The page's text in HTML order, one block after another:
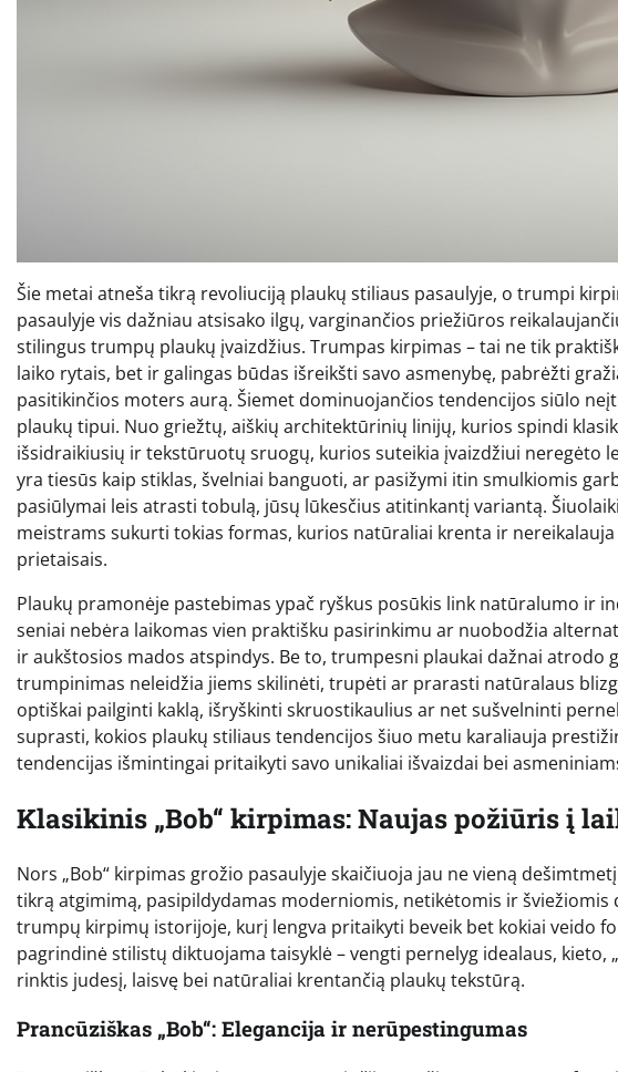
Šie metai atneša tikrą revoliuciją plaukų stiliaus pasaulyje, o trumpi
pasaulyje vis dažniau atsisako ilgų, varginančios priežiūros
stilingus trumpų plaukų įvaizdžius. Trumpas kirpimas – tai ne tik
laiko rytais, bet ir galingas būdas išreikšti savo asmenybę, pabrėžti
pasitikinčios moters aurą. Šiemet dominuojančios tendencijos siūlo
plaukų tipui. Nuo griežtų, aiškių architektūrinių linijų, kurios spindi
išsidraikiusių ir tekstūruotų sruogų, kurios suteikia įvaizdžiui neregėto
yra tiesūs kaip stiklas, švelniai banguoti, ar pasižymi itin smulkiomis
pasiūlymai leis atrasti tobulą, jūsų lūkesčius atitinkantį variantą.
meistrams sukurti tokias formas, kurios natūraliai krenta ir
prietaisais.
Plaukų pramonėje pastebimas ypač ryškus posūkis link natūralumo ir
seniai nebėra laikomas vien praktišku pasirinkimu ar nuobodžia
ir aukštosios mados atspindys. Be to, trumpesni plaukai dažnai atrodo
trumpinimas neleidžia jiems skilinėti, trupėti ar prarasti natūralaus
optiškai pailginti kaklą, išryškinti skruostikaulius ar net sušvelninti
suprasti, kokios plaukų stiliaus tendencijos šiuo metu karaliauja
tendencijas išmintingai pritaikyti savo unikaliai išvaizdai bei
Klasikinis „Bob“ kirpimas: Naujas požiūris į
Nors „Bob“ kirpimas grožio pasaulyje skaičiuoja jau ne vieną
tikrą atgimimą, pasipildydamas moderniomis, netikėtomis ir šviežiomis
trumpų kirpimų istorijoje, kurį lengva pritaikyti beveik bet kokiai veido
pagrindinė stilistų diktuojama taisyklė – vengti pernelyg idealaus, kieto,
rinktis judesį, laisvę bei natūraliai krentančią plaukų tekstūrą.
Prancūziškas „Bob“: Elegancija ir nerūpestingumas